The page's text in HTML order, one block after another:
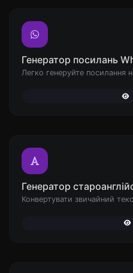
Генератор посилань
Легко генеруйте посилання
Генератор
Конвертувати звичайний